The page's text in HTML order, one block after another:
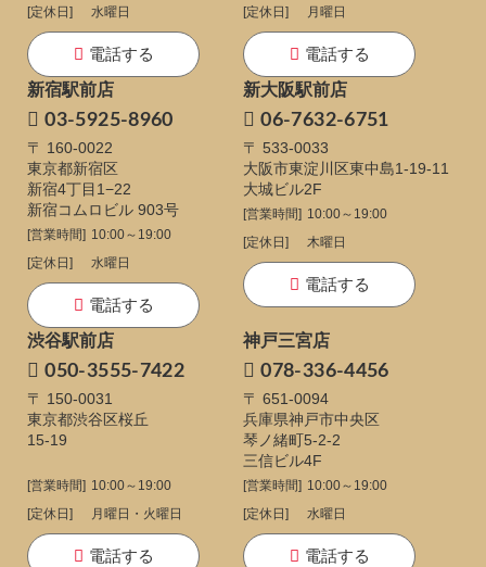
[定休日]
水曜日
電話する
[定休日]
月曜日
電話する
新宿駅前店
03-5925-8960
〒 160-0022
東京都新宿区
新宿4丁目1−22
新宿コムロビル 903号
[営業時間] 10:00～19:00
[定休日]
水曜日
電話する
新大阪駅前店
06-7632-6751
〒 533-0033
大阪市東淀川区東中島1-19-11
大城ビル2F
[営業時間] 10:00～19:00
[定休日]
木曜日
電話する
渋谷駅前店
050-3555-7422
〒 150-0031
東京都渋谷区桜丘
15-19
[営業時間] 10:00～19:00
[定休日]
月曜日・火曜日
電話する
神戸三宮店
078-336-4456
〒 651-0094
兵庫県神戸市中央区
琴ノ緒町5-2-2
三信ビル4F
[営業時間] 10:00～19:00
[定休日]
水曜日
電話する